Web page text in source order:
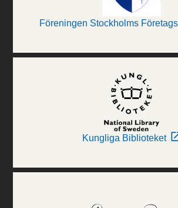
Föreningen Stockholms
Kungliga Biblioteket